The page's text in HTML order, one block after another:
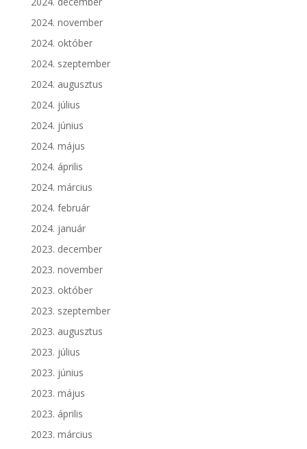
2024. november
2024. október
2024. szeptember
2024. augusztus
2024. július
2024. június
2024. május
2024. április
2024. március
2024. február
2024. január
2023. december
2023. november
2023. október
2023. szeptember
2023. augusztus
2023. július
2023. június
2023. május
2023. április
2023. március